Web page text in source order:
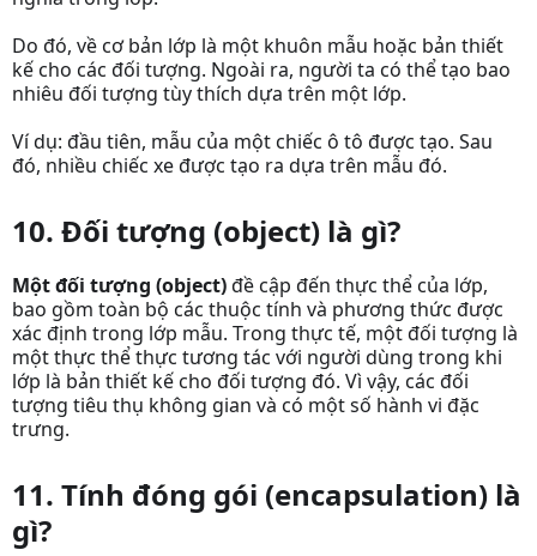
Do đó, về cơ bản lớp là một khuôn mẫu hoặc bản thiết
kế cho các đối tượng. Ngoài ra, người ta có thể tạo bao
nhiêu đối tượng tùy thích dựa trên một lớp.
Ví dụ: đầu tiên, mẫu của một chiếc ô tô được tạo. Sau
đó, nhiều chiếc xe được tạo ra dựa trên mẫu đó.
10. Đối tượng (object) là gì?
Một đối tượng (object)đề cập đến thực thể của lớp,
bao gồm toàn bộ các thuộc tính và phương thức được
xác định trong lớp mẫu. Trong thực tế, một đối tượng là
một thực thể thực tương tác với người dùng trong khi
lớp là bản thiết kế cho đối tượng đó. Vì vậy, các đối
tượng tiêu thụ không gian và có một số hành vi đặc
trưng.
11. Tính đóng gói (encapsulation) là
gì?